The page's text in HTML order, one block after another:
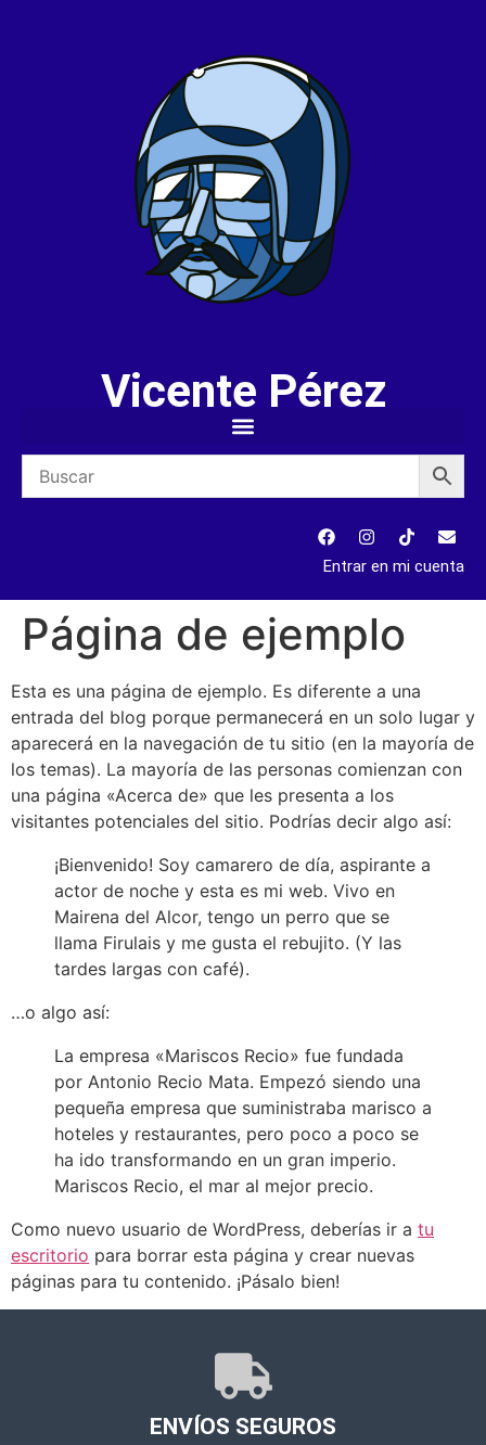
Vicente Pérez
Entrar en mi cuenta
Página de ejemplo
Esta es una página de ejemplo. Es diferente a una
entrada del blog porque permanecerá en un solo lugar y
aparecerá en la navegación de tu sitio (en la mayoría de
los temas). La mayoría de las personas comienzan con
una página «Acerca de» que les presenta a los
visitantes potenciales del sitio. Podrías decir algo así:
¡Bienvenido! Soy camarero de día, aspirante a
actor de noche y esta es mi web. Vivo en
Mairena del Alcor, tengo un perro que se
llama Firulais y me gusta el rebujito. (Y las
tardes largas con café).
…o algo así:
La empresa «Mariscos Recio» fue fundada
por Antonio Recio Mata. Empezó siendo una
pequeña empresa que suministraba marisco a
hoteles y restaurantes, pero poco a poco se
ha ido transformando en un gran imperio.
Mariscos Recio, el mar al mejor precio.
Como nuevo usuario de WordPress, deberías ir a tu
escritorio para borrar esta página y crear nuevas
páginas para tu contenido. ¡Pásalo bien!
ENVÍOS SEGUROS